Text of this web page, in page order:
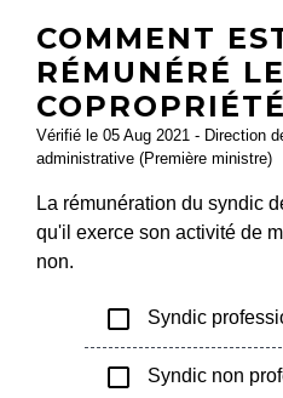
COMMENT
RÉMUNÉRÉ
Vérifié le 05 Aug 2021 - Direction
administrative (Première ministre)
La rémunération du syndic
qu'il exerce son activité de
non.
check_box_outline_blank Syndic
check_box_outline_blank Syndic non